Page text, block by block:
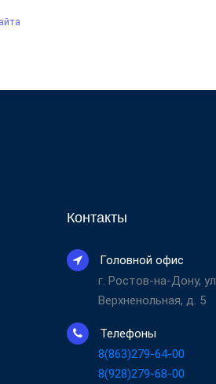
Контакты
Головной офис
г. Ростов-на-Дону, ул.
Верхненольная, д. 5
Телефоны
8(863)279-64-00
8(928)279-68-00